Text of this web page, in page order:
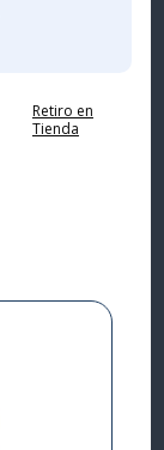
Retiro en
Tienda